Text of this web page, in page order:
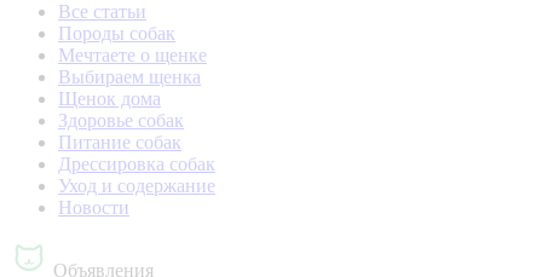
Все статьи
Породы собак
Мечтаете о щенке
Выбираем щенка
Щенок дома
Здоровье собак
Питание собак
Дрессировка собак
Уход и содержание
Новости
Объявления